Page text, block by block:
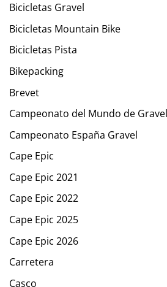
Bicicletas Gravel
Bicicletas Mountain Bike
Bicicletas Pista
Bikepacking
Brevet
Campeonato del Mundo de Gravel
Campeonato España Gravel
Cape Epic
Cape Epic 2021
Cape Epic 2022
Cape Epic 2025
Cape Epic 2026
Carretera
Casco